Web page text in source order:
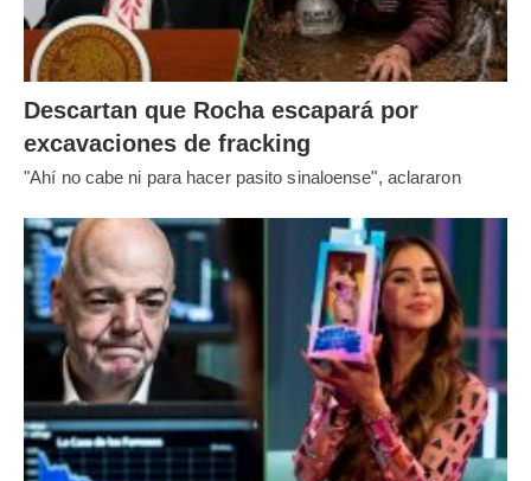
Descartan que Rocha escapará por
excavaciones de fracking
"Ahí no cabe ni para hacer pasito sinaloense", aclararon